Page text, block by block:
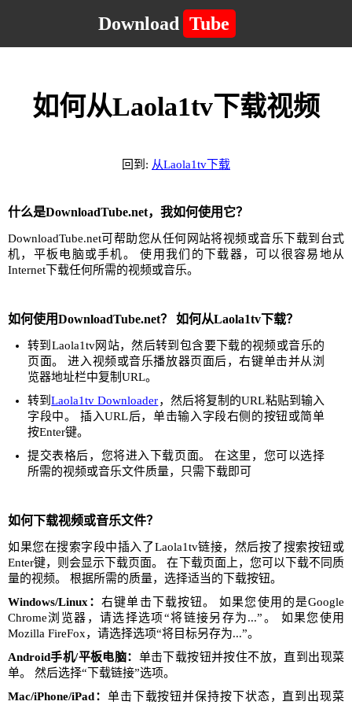
Download Tube
如何从Laola1tv下载视频
回到: 从Laola1tv下载
什么是DownloadTube.net，我如何使用它？
DownloadTube.net可帮助您从任何网站将视频或音乐下载到台式
机，平板电脑或手机。 使用我们的下载器，可以很容易地从
Internet下载任何所需的视频或音乐。
如何使用DownloadTube.net？ 如何从Laola1tv下载？
转到Laola1tv网站，然后转到包含要下载的视频或音乐的
页面。 进入视频或音乐播放器页面后，右键单击并从浏
览器地址栏中复制URL。
转到Laola1tv Downloader，然后将复制的URL粘贴到输入
字段中。 插入URL后，单击输入字段右侧的按钮或简单
按Enter键。
提交表格后，您将进入下载页面。 在这里，您可以选择
所需的视频或音乐文件质量，只需下载即可
如何下载视频或音乐文件？
如果您在搜索字段中插入了Laola1tv链接，然后按了搜索按钮或
Enter键，则会显示下载页面。 在下载页面上，您可以下载不同质
量的视频。 根据所需的质量，选择适当的下载按钮。
Windows/Linux：右键单击下载按钮。 如果您使用的是Google
Chrome浏览器，请选择选项“将链接另存为...”。 如果您使用
Mozilla FireFox，请选择选项“将目标另存为...”。
Android手机/平板电脑： 单击下载按钮并按住不放，直到出现菜
单。 然后选择“下载链接”选项。
Mac/iPhone/iPad： 单击下载按钮并保持按下状态，直到出现菜